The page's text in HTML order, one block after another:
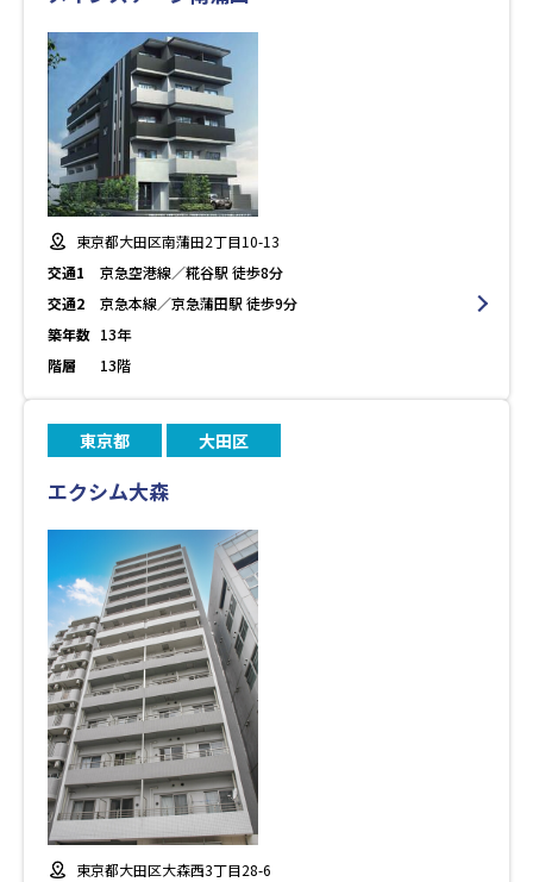
東京都大田区南蒲田2丁目10-13
交通1
京急空港線／糀谷駅 徒歩8分
交通2
京急本線／京急蒲田駅 徒歩9分
築年数 13年
階層
13階
東京都 大田区
エクシム大森
東京都大田区大森西3丁目28-6